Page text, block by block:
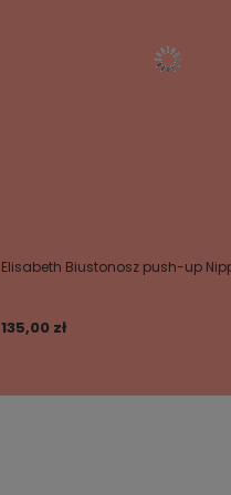
Elisabeth Biustonosz push-up
135,00 zł